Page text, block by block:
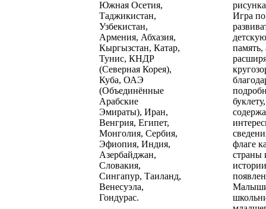
Южная Осетия,
Таджикистан,
Узбекистан,
Армения, Абхазия,
Кыргызстан, Катар,
Тунис, КНДР
(Северная Корея),
Куба, ОАЭ
(Объединённые
Арабские
Эмираты), Иран,
Венгрия, Египет,
Монголия, Сербия,
Эфиопия, Индия,
Азербайджан,
Словакия,
Сингапур, Таиланд,
Венесуэла,
Гондурас.
Игра
детскую
память,
буклету,
флаге
страны